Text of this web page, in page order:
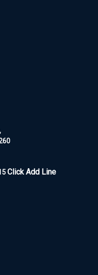
Click Add Line